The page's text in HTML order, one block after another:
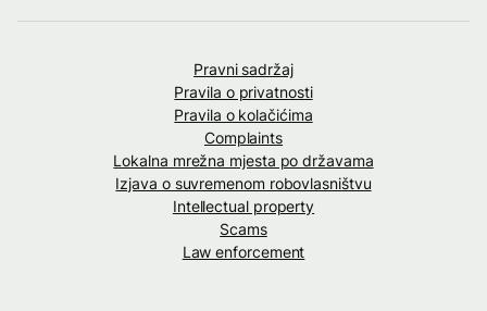
Pravni sadržaj
Pravila o privatnosti
Pravila o kolačićima
Complaints
Lokalna mrežna mjesta po državama
Izjava o suvremenom robovlasništvu
Intellectual property
Scams
Law enforcement